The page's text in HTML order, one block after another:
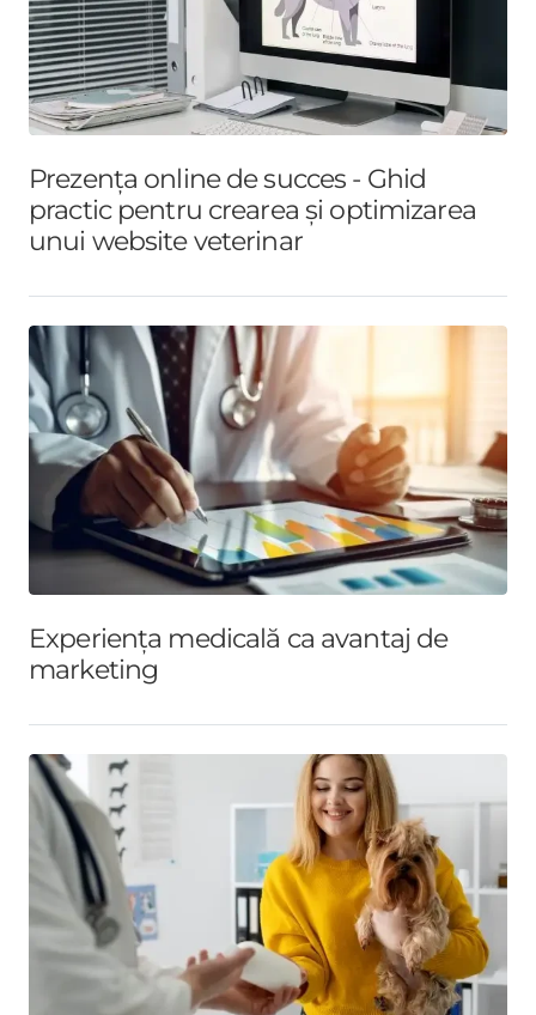
Prezența online de succes - Ghid
practic pentru crearea și optimizarea
unui website veterinar
Experiența medicală ca avantaj de
marketing